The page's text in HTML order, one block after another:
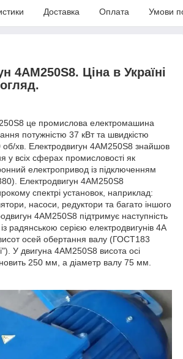
Доставка Оплата Умови
4АМ250S8. Ціна в Україні
це промислова електромашина
потужністю 37 кВт та швидкістю
об/хв. Електродвигун 4АМ250S8 знайшов
у всіх сферах промисловості як
електропривод із підключенням
Електродвигун 4АМ250S8
спектрі установок, наприклад:
насоси, редуктори та багато іншого
4АМ250S8 підтримує наступність
радянською серією електродвигунів 4А
осей обертання валу (ГОСТ183
У двигуна 4АМ250S8 висота осі
250 мм, а діаметр валу 75 мм.